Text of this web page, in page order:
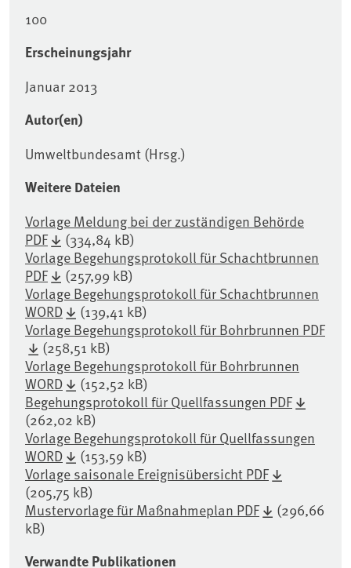
100
Erscheinungsjahr
Januar 2013
Autor(en)
Umweltbundesamt (Hrsg.)
Weitere Dateien
Vorlage Meldung bei der zuständigen Behörde
PDF
(334,84 kB)
Vorlage Begehungsprotokoll für Schachtbrunnen
PDF
(257,99 kB)
Vorlage Begehungsprotokoll für Schachtbrunnen
WORD
(139,41 kB)
Vorlage Begehungsprotokoll für Bohrbrunnen PDF
(258,51 kB)
Vorlage Begehungsprotokoll für Bohrbrunnen
WORD
(152,52 kB)
Begehungsprotokoll für Quellfassungen PDF
(262,02 kB)
Vorlage Begehungsprotokoll für Quellfassungen
WORD
(153,59 kB)
Vorlage saisonale Ereignisübersicht PDF
(205,75 kB)
Mustervorlage für Maßnahmeplan PDF
(296,66
kB)
Verwandte Publikationen